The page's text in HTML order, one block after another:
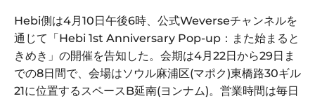
Hebi側は4月10日午後6時、公式Weverseチャンネルを
通じて「Hebi 1st Anniversary Pop-up：また始まると
きめき」の開催を告知した。会期は4月22日から29日ま
での8日間で、会場はソウル麻浦区(マポク)東橋路30ギル
21に位置するスペースB延南(ヨンナム)。営業時間は毎日